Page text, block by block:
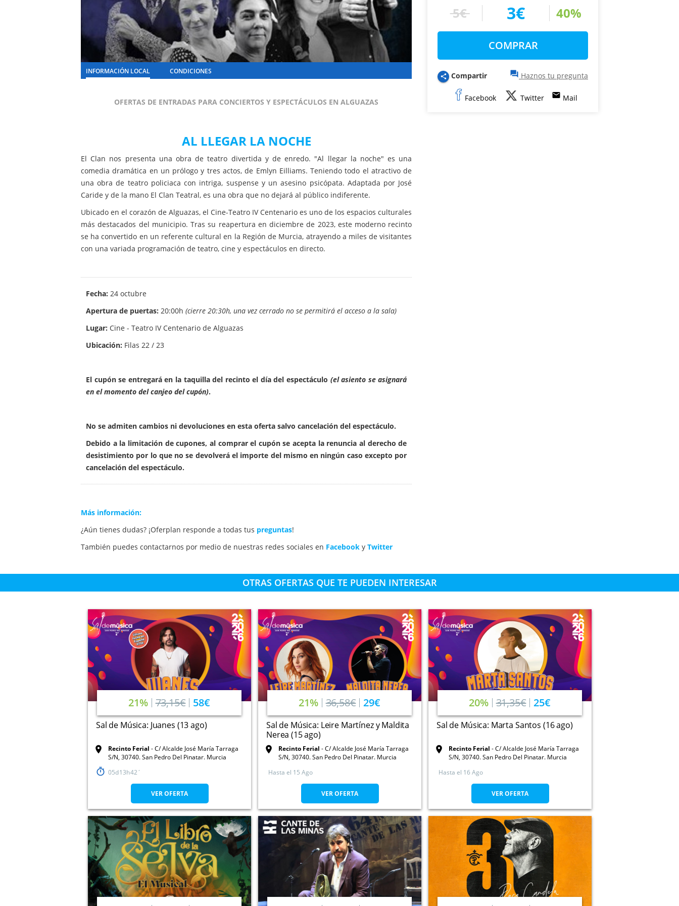
5€ 3€ 40%
COMPRAR
share Compartir question_answer Haznos tu pregunta
Facebook Twitter email Mail
INFORMACIÓN LOCAL CONDICIONES
OFERTAS DE ENTRADAS PARA CONCIERTOS Y ESPECTÁCULOS EN ALGUAZAS
AL LLEGAR LA NOCHE
El Clan nos presenta una obra de teatro divertida y de enredo. "Al llegar la noche" es una
comedia dramática en un prólogo y tres actos, de Emlyn Eilliams. Teniendo todo el atractivo de
una obra de teatro policiaca con intriga, suspense y un asesino psicópata. Adaptada por José
Caride y de la mano El Clan Teatral, es una obra que no dejará al público indiferente.
Ubicado en el corazón de Alguazas, el Cine-Teatro IV Centenario es uno de los espacios culturales
más destacados del municipio. Tras su reapertura en diciembre de 2023, este moderno recinto
se ha convertido en un referente cultural en la Región de Murcia, atrayendo a miles de visitantes
con una variada programación de teatro, cine y espectáculos en directo.
Fecha: 24 octubre
Apertura de puertas: 20:00h (cierre 20:30h, una vez cerrado no se permitirá el acceso a la sala)
Lugar: Cine - Teatro IV Centenario de Alguazas
Ubicación: Filas 22 / 23
El cupón se entregará en la taquilla del recinto el día del espectáculo (el asiento se asignará
en el momento del canjeo del cupón).
No se admiten cambios ni devoluciones en esta oferta salvo cancelación del espectáculo.
Debido a la limitación de cupones, al comprar el cupón se acepta la renuncia al derecho de
desistimiento por lo que no se devolverá el importe del mismo en ningún caso excepto por
cancelación del espectáculo.
Más información:
¿Aún tienes dudas? ¡Oferplan responde a todas tus preguntas!
También puedes contactarnos por medio de nuestras redes sociales en Facebook y Twitter
OTRAS OFERTAS QUE TE PUEDEN INTERESAR
21% 73,15€ 58€
Sal de Música: Juanes (13 ago)
Recinto Ferial
C/ Alcalde José María Tarraga
S/N, 30740. San Pedro Del Pinatar. Murcia
05 13 42
VER OFERTA
21% 36,58€ 29€
Sal de Música: Leire Martínez y Maldita
Nerea (15 ago)
Recinto Ferial
C/ Alcalde José María Tarraga
S/N, 30740. San Pedro Del Pinatar. Murcia
Hasta el 15 Ago
VER OFERTA
20% 31,35€ 25€
Sal de Música: Marta Santos (16 ago)
Recinto Ferial
C/ Alcalde José María Tarraga
S/N, 30740. San Pedro Del Pinatar. Murcia
Hasta el 16 Ago
VER OFERTA